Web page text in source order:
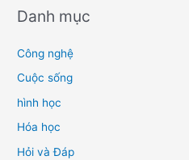
Danh mục
Công nghệ
Cuộc sống
hình học
Hóa học
Hỏi và Đáp